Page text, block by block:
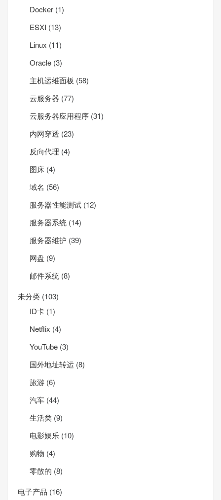
Docker (1)
ESXI (13)
Linux (11)
Oracle (3)
主机运维面板 (58)
云服务器 (77)
云服务器应用程序 (31)
内网穿透 (23)
反向代理 (4)
图床 (4)
域名 (56)
服务器性能测试 (12)
服务器系统 (14)
服务器维护 (39)
网盘 (9)
邮件系统 (8)
未分类 (103)
ID卡 (1)
Net­flix (4)
YouTube (3)
国外地址转运 (8)
旅游 (6)
汽车 (44)
生活类 (9)
电影娱乐 (10)
购物 (4)
零散的 (8)
电子产品 (16)